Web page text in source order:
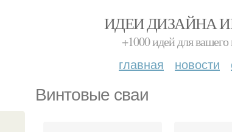
ИДЕИ ДИЗАЙНА
+1000 идей для вашего
главная новости
Винтовые сваи